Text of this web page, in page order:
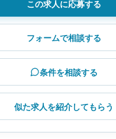
この求人に応募する
フォームで相談する
条件を相談する
似た求人を紹介してもらう